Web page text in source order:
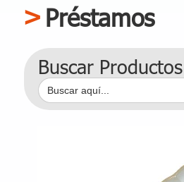
Préstamos
Buscar Productos
Buscar: